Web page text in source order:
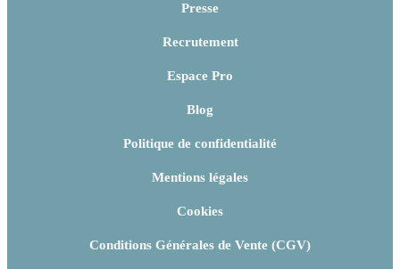
Presse
Recrutement
Espace Pro
Blog
Politique de confidentialité
Mentions légales
Cookies
Conditions Générales de Vente (CGV)